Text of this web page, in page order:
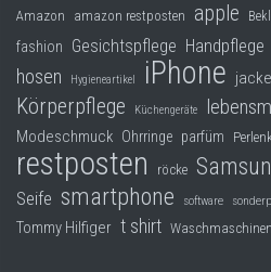
Amazon amazon restposten apple
fashion Gesichtspflege Handpflege
hosen Hygieneartikel iPhone
Körperpflege Küchengeräte
Modeschmuck Ohrringe parfüm
restposten röcke
Seife smartphone software
Tommy Hilfiger t shirt Waschmaschinen